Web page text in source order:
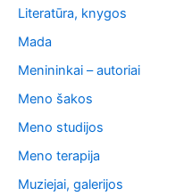
Literatūra, knygos
Mada
Menininkai – autoriai
Meno šakos
Meno studijos
Meno terapija
Muziejai, galerijos